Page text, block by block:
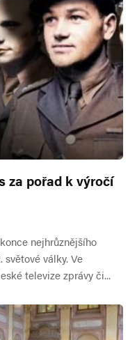
za pořad k výročí
nejhrůznějšího
války. Ve
televize zprávy či...